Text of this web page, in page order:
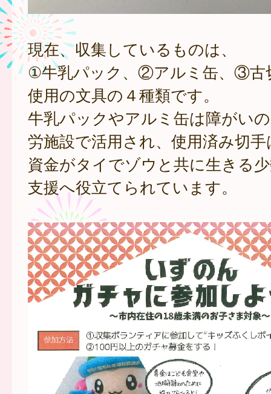
現在、収集しているものは、
①牛乳パック、②アルミ缶、③古
使用の文具の４種類です。
牛乳パックやアルミ缶は障がい
労施設で活用され、使用済み切
資金がタイでゾウと共に生きる
支援へ役立てられています。